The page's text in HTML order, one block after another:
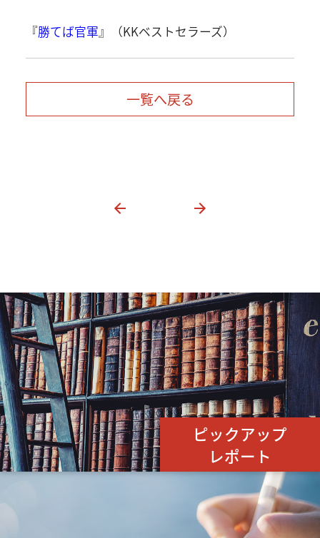
『勝てば官軍 』（KKベストセラーズ）
一覧へ戻る
ピックアップ
レポート